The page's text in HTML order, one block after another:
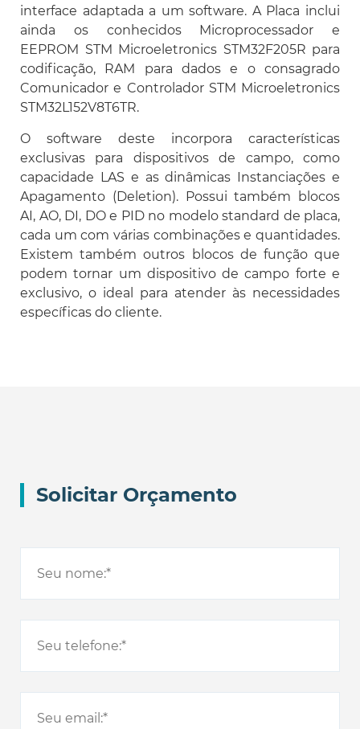
interface adaptada a um software. A Placa inclui
ainda os conhecidos Microprocessador e
EEPROM STM Microeletronics STM32F205R para
codificação, RAM para dados e o consagrado
Comunicador e Controlador STM Microeletronics
STM32L152V8T6TR.
O software deste incorpora características
exclusivas para dispositivos de campo, como
capacidade LAS e as dinâmicas Instanciações e
Apagamento (Deletion). Possui também blocos
AI, AO, DI, DO e PID no modelo standard de placa,
cada um com várias combinações e quantidades.
Existem também outros blocos de função que
podem tornar um dispositivo de campo forte e
exclusivo, o ideal para atender às necessidades
específicas do cliente.
Solicitar Orçamento